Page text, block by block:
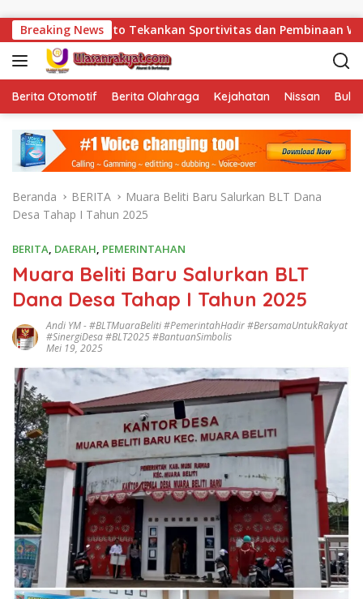
Breaking News
Tekankan Sportivitas dan Pembinaan Warga Binaan.
Berita Otomotif Berita Olahraga Kejahatan Nissan
Beranda BERITA
Muara Beliti Baru Salurkan BLT Dana
Desa Tahap I Tahun 2025
BERITA, DAERAH, PEMERINTAHAN
Muara Beliti Baru Salurkan BLT
Dana Desa Tahap I Tahun 2025
Andi YM-#BLTMuaraBeliti #PemerintahHadir #BersamaUntukRakyat
#SinergiDesa #BLT2025 #BantuanSimbolis
Mei 19, 2025